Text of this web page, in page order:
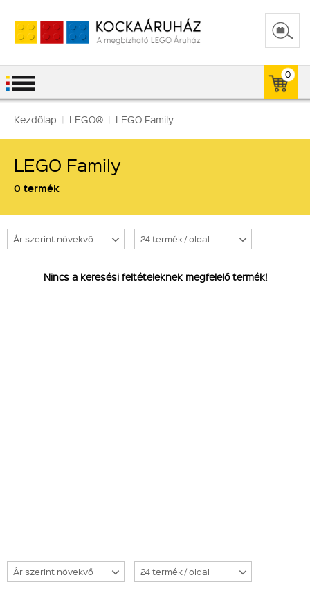
0
Kezdőlap | LEGO® | LEGO Family
LEGO Family
0 termék
Ár szerint növekvő 24 termék / oldal
Nincs a keresési feltételeknek megfelelő termék!
Ár szerint növekvő 24 termék / oldal